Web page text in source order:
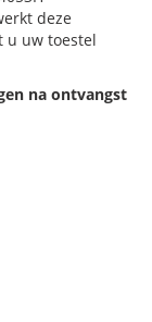
deze
u uw toestel
na ontvangst